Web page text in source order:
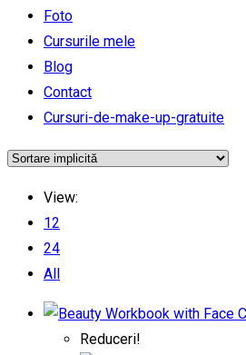
Foto
Cursurile mele
Blog
Contact
Cursuri-de-make-up-gratuite
View:
12
24
All
Reduceri!